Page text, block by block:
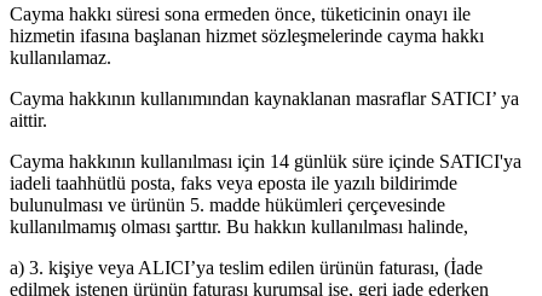
Cayma hakkı süresi sona ermeden önce, tüketicinin onayı ile
hizmetin ifasına başlanan hizmet sözleşmelerinde cayma hakkı
kullanılamaz.
Cayma hakkının kullanımından kaynaklanan masraflar SATICI’ ya
aittir.
Cayma hakkının kullanılması için 14 günlük süre içinde SATICI'ya
iadeli taahhütlü posta, faks veya eposta ile yazılı bildirimde
bulunulması ve ürünün 5. madde hükümleri çerçevesinde
kullanılmamış olması şarttır. Bu hakkın kullanılması halinde,
a) 3. kişiye veya ALICI’ya teslim edilen ürünün faturası, (İade
edilmek istenen ürünün faturası kurumsal ise, geri iade ederken